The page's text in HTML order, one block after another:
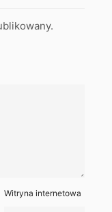
Witryna internetowa